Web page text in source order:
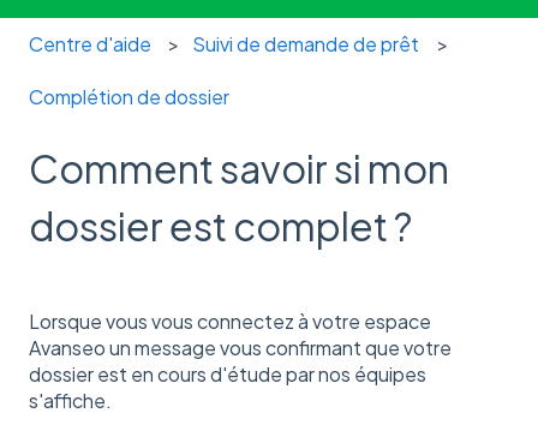
Centre d'aide Suivi de demande de prêt
Complétion de dossier
Comment savoir si mon
dossier est complet ?
Lorsque vous vous connectez à votre espace
Avanseo un message vous confirmant que votre
dossier est en cours d'étude par nos équipes
s'affiche.